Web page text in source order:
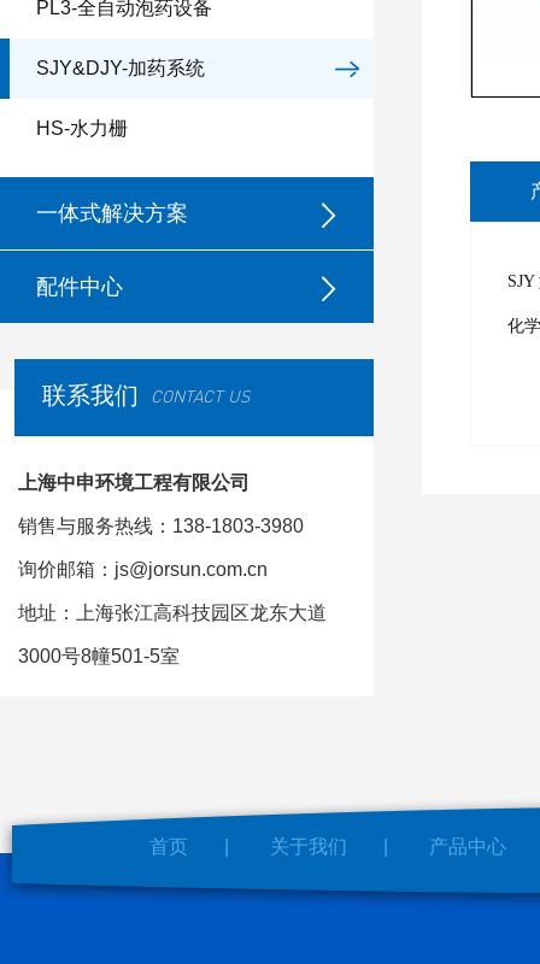
PL3-全自动泡药设备
SJY&DJY-加药系统
HS-水力栅
一体式解决方案
配件中心
联系我们 CONTACT US
上海中申环境工程有限公司
销售与服务热线：138-1803-3980
询价邮箱：js@jorsun.com.cn
地址：上海张江高科技园区龙东大道
3000号8幢501-5室
化
首页 关于我们 产品中心